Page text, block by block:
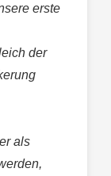
erste
der
als